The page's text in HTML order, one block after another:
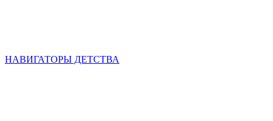
НАВИГАТОРЫ ДЕТСТВА